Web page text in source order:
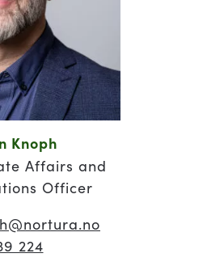
Knoph
Affairs and
Officer
@nortura.no
224